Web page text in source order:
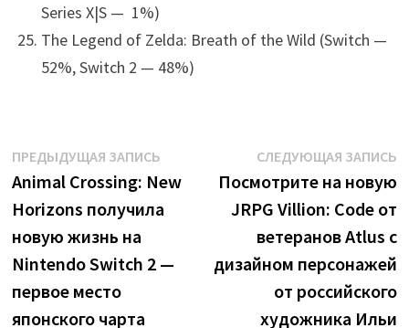
Series X|S — 1%)
The Legend of Zelda: Breath of the Wild (Switch —
52%, Switch 2 — 48%)
Навигация
по
записям
ПРЕДЫДУЩАЯ ЗАПИСЬПредыдущая
запись:
Animal Crossing: New
Horizons получила
новую жизнь на
Nintendo Switch 2 —
первое место
японского чарта
СЛЕДУЮЩАЯ ЗАПИСЬ
Посмотрите на новую
JRPG Villion: Code от
ветеранов Atlus с
дизайном персонажей
от российского
художника Ильи